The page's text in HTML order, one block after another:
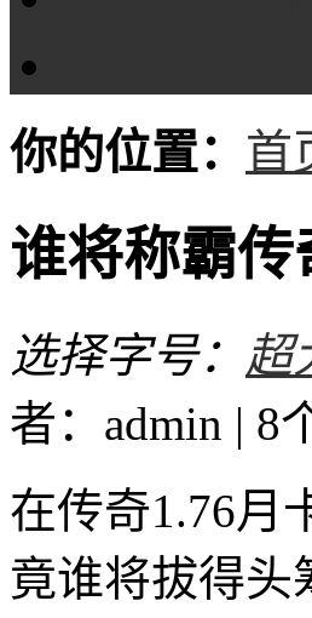
你的位置： 首
谁将称霸传
选择字号： 超
者：admin | 8
在传奇1.76月
竟谁将拔得头